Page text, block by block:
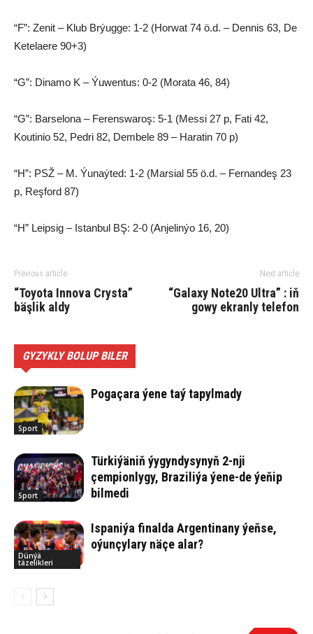
“F”: Zenit – Klub Brýugge: 1-2 (Horwat 74 ö.d. – Dennis 63, De
Ketelaere 90+3)
“G”: Dinamo K – Ýuwentus: 0-2 (Morata 46, 84)
“G”: Barselona – Ferenswaroş: 5-1 (Messi 27 p, Fati 42,
Koutinio 52, Pedri 82, Dembele 89 – Haratin 70 p)
“H”: PSŽ – M. Ýunaýted: 1-2 (Marsial 55 ö.d. – Fernandeş 23
p, Reşford 87)
“H” Leipsig – Istanbul BŞ: 2-0 (Anjelinýo 16, 20)
Previous article
“Toyota Innova Crysta”
bäşlik aldy
Next article
“Galaxy Note20 Ultra” : iň
gowy ekranly telefon
GYZYKLY BOLUP BILER
Sport
Pogaçara ýene taý tapylmady
Sport
Türkiýäniň ýygyndysynyň 2-nji
çempionlygy, Braziliýa ýene-de ýeňip
bilmedi
Dünýä
täzelikleri
Ispaniýa finalda Argentinany ýeňse,
oýunçylary näçe alar?